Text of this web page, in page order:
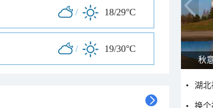
/ 18/29°C
/ 19/30°C
秋
湖北
换个